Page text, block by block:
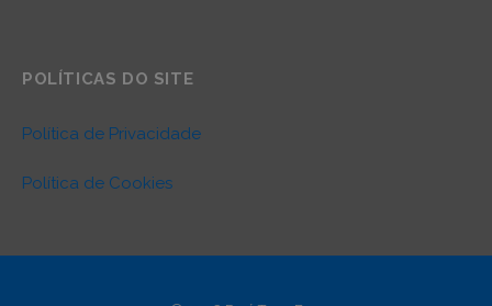
POLÍTICAS DO SITE
Política de Privacidade
Política de Cookies